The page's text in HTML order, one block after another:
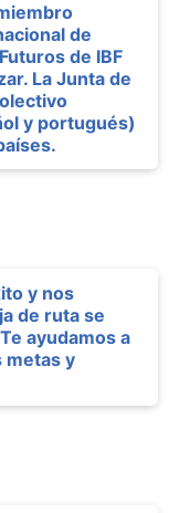
de
de IBF
La Junta de
y portugués)
y nos
de ruta se
ayudamos a
metas y